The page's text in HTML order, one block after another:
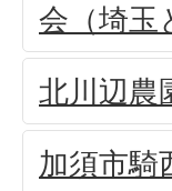
会（埼玉
北川辺農
加須市騎